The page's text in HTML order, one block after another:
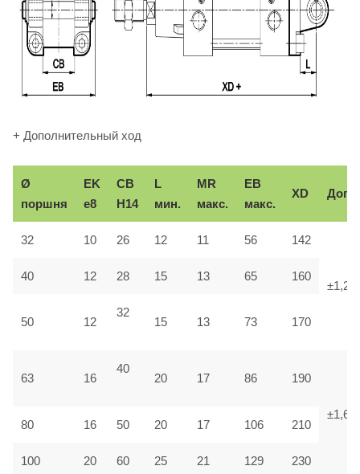
+ Дополнительный ход
Ø
поршня
EK
e8
CB
H14
L
мин.
MR
макс.
EB
макс.
XD Доп.
32 10 26 12 11 56 142
±1,25
40 12 28 15 13 65 160
50 12
32
15 13 73 170
63 16
40
20 17 86 190
±1,6
80 16 50 20 17 106 210
100 20 60 25 21 129 230